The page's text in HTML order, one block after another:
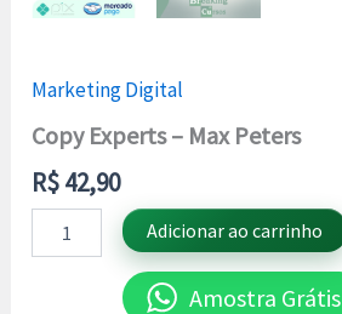
Marketing Digital
Copy Experts – Max Peters
R$42,90
Adicionar ao carrinho
Amostra Grátis